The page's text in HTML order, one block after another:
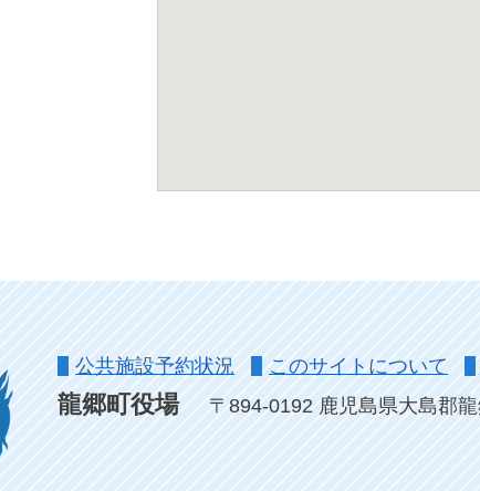
公共施設予約状況 このサイトについて
龍郷町役場 〒894-0192 鹿児島県大島郡